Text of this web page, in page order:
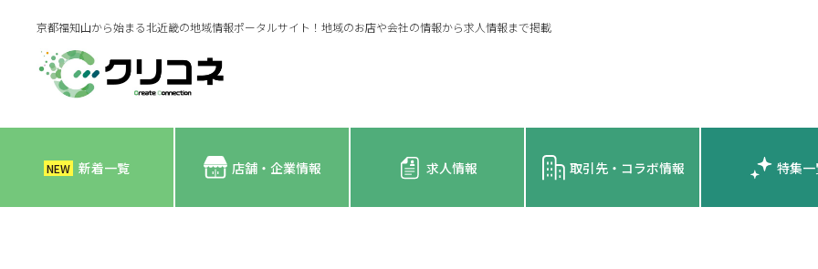
京都福知山から始まる北近畿の地域情報ポータルサイト！地域のお店や会社の情報から求人情報まで掲載
NEW 新着一覧 店舗・企業情報 求人情報 取引先・コラボ情報 特集一